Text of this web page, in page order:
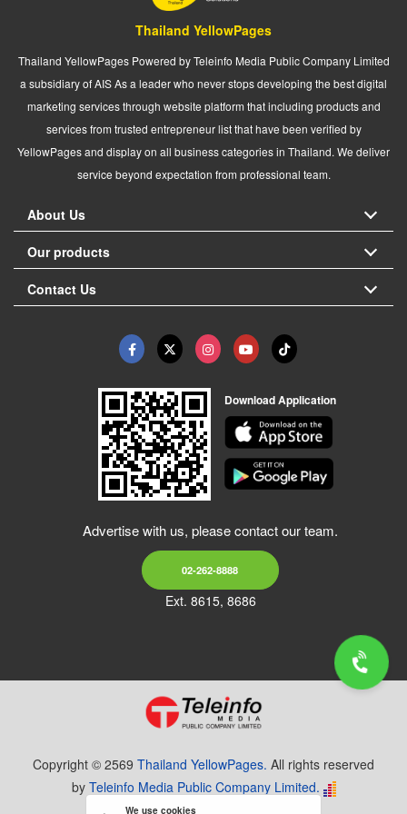
Thailand YellowPages
Thailand YellowPages Powered by Teleinfo Media Public Company Limited
a subsidiary of AIS As a leader who never stops developing the best digital
marketing services through website platform that including products and
services from trusted entrepreneur list that have been verified by
YellowPages and display on all business categories in Thailand. We deliver
service beyond expectation from professional team.
About Us
Our products
Contact Us
Download Application
Advertise with us, please contact our team.
02-262-8888
Ext. 8615, 8686
Copyright © 2569 Thailand YellowPages. All rights reserved
by Teleinfo Media Public Company Limited.
We use cookies